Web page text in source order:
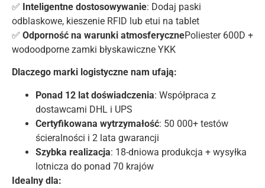
✅ Inteligentne dostosowywanie: Dodaj paski
odblaskowe, kieszenie RFID lub etui na tablet
✅ Odporność na warunki atmosferycznePoliester 600D +
wodoodporne zamki błyskawiczne YKK
Dlaczego marki logistyczne nam ufają:
Ponad 12 lat doświadczenia: Współpraca z
dostawcami DHL i UPS
Certyfikowana wytrzymałość: 50 000+ testów
ścieralności i 2 lata gwarancji
Szybka realizacja: 18-dniowa produkcja + wysyłka
lotnicza do ponad 70 krajów
Idealny dla: